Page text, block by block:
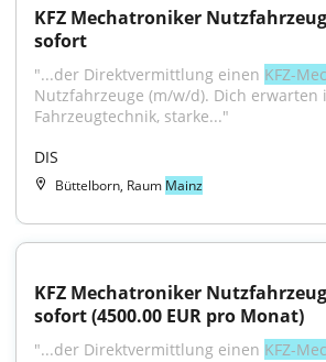
KFZ Mechatroniker
sofort
"...der Direktvermittlung einen KFZ-
Nutzfahrzeuge (m/w/d). Dich erwarten
Fahrzeugtechnik, starke..."
DIS
Büttelborn, Raum Mainz
KFZ Mechatroniker
sofort (4500.00 EUR pro Monat)
"...der Direktvermittlung einen KFZ-